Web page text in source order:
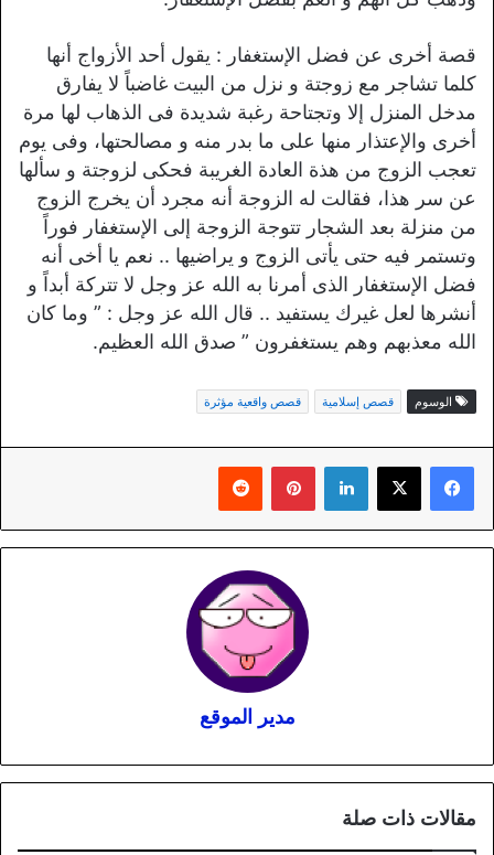
قصة أخرى عن فضل الإستغفار : يقول أحد الأزواج أنها
كلما تشاجر مع زوجتة و نزل من البيت غاضباً لا يفارق
مدخل المنزل إلا وتجتاحة رغبة شديدة فى الذهاب لها مرة
أخرى والإعتذار منها على ما بدر منه و مصالحتها، وفى يوم
تعجب الزوج من هذة العادة الغريبة فحكى لزوجتة و سألها
عن سر هذا، فقالت له الزوجة أنه مجرد أن يخرج الزوج
من منزلة بعد الشجار تتوجة الزوجة إلى الإستغفار فوراً
وتستمر فيه حتى يأتى الزوج و يراضيها .. نعم يا أخى أنه
فضل الإستغفار الذى أمرنا به الله عز وجل لا تتركة أبداً و
أنشرها لعل غيرك يستفيد .. قال الله عز وجل : ” وما كان
الله معذبهم وهم يستغفرون ” صدق الله العظيم.
الوسوم قصص إسلامية قصص واقعية مؤثرة
لينكدإن بينتيريست
مدير الموقع
مقالات ذات صلة